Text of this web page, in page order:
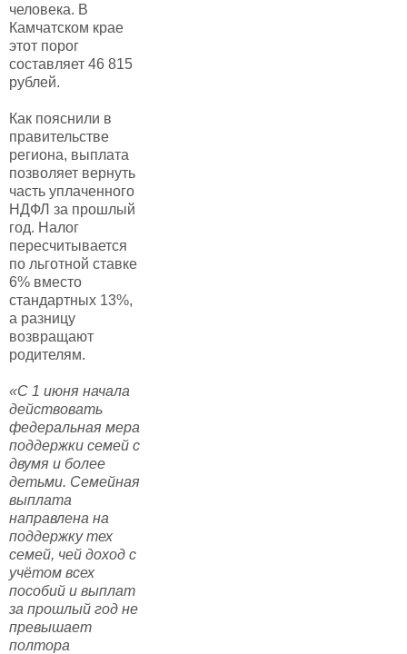
человека. В
Камчатском крае
этот порог
составляет 46 815
рублей.
Как пояснили в
правительстве
региона, выплата
позволяет вернуть
часть уплаченного
НДФЛ за прошлый
год. Налог
пересчитывается
по льготной ставке
6% вместо
стандартных 13%,
а разницу
возвращают
родителям.
«С 1 июня начала
действовать
федеральная мера
поддержки семей с
двумя и более
детьми. Семейная
выплата
направлена на
поддержку тех
семей, чей доход с
учётом всех
пособий и выплат
за прошлый год не
превышает
полтора